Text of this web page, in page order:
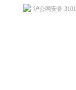
沪公网安备